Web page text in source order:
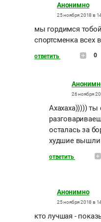
Анонимно
25 ноября 2018 в
мы гордимся
спортсменка всех
ответить 0
26 ноября
Ахахаха)))))
осталась за
худшие
ответить
Анонимно
25 ноября 2018 в
кто лучшая -